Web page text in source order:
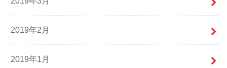
2019年2月
2019年1月